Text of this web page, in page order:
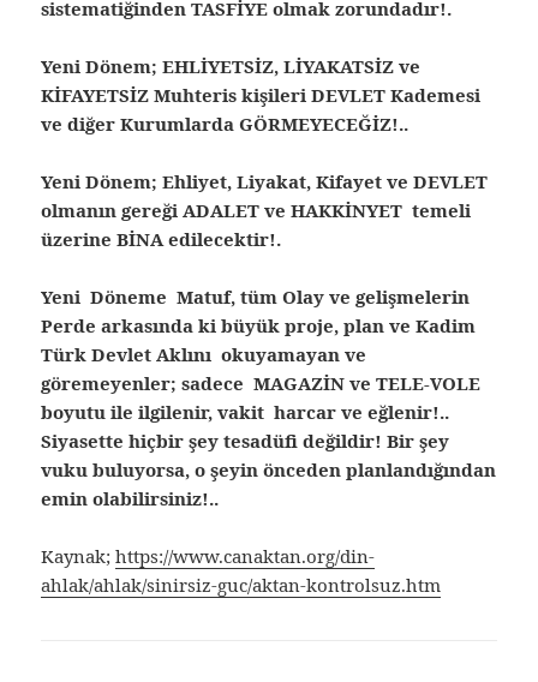
sistematiğinden TASFİYE olmak zorundadır!.
Yeni Dönem; EHLİYETSİZ, LİYAKATSİZ ve
KİFAYETSİZ Muhteris kişileri DEVLET Kademesi
ve diğer Kurumlarda GÖRMEYECEĞİZ!..
Yeni Dönem; Ehliyet, Liyakat, Kifayet ve DEVLET
olmanın gereği ADALET ve HAKKİNYET temeli
üzerine BİNA edilecektir!.
Yeni Döneme Matuf, tüm Olay ve gelişmelerin
Perde arkasında ki büyük proje, plan ve Kadim
Türk Devlet Aklını okuyamayan ve
göremeyenler; sadece MAGAZİN ve TELE-VOLE
boyutu ile ilgilenir, vakit harcar ve eğlenir!..
Siyasette hiçbir şey tesadüfi değildir! Bir şey
vuku buluyorsa, o şeyin önceden planlandığından
emin olabilirsiniz!..
Kaynak;https://www.canaktan.org/din-
ahlak/ahlak/sinirsiz-guc/aktan-kontrolsuz.htm